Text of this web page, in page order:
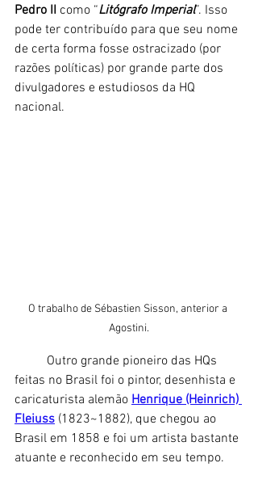
Pedro II como “Litógrafo Imperial”. Isso
pode ter contribuído para que seu nome
de certa forma fosse ostracizado (por
razões políticas) por grande parte dos
divulgadores e estudiosos da HQ
nacional.
O trabalho de Sébastien Sisson, anterior a
Agostini.
feitas no Brasil foi o pintor, desenhista e
caricaturista alemão Henrique (Heinrich)
Fleiuss (1823~1882), que chegou ao
Brasil em 1858 e foi um artista bastante
atuante e reconhecido em seu tempo.